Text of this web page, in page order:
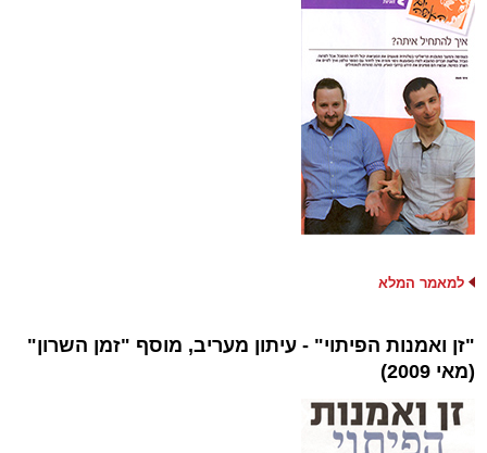
למאמר המלא
"זן ואמנות הפיתוי" - עיתון מעריב, מוסף "זמן השרון"
(מאי 2009)